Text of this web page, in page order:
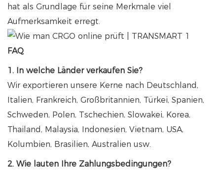
hat als Grundlage für seine Merkmale viel
Aufmerksamkeit erregt.
FAQ
1. In welche Länder verkaufen Sie?
Wir exportieren unsere Kerne nach Deutschland,
Italien, Frankreich, Großbritannien, Türkei, Spanien,
Schweden, Polen, Tschechien, Slowakei, Korea,
Thailand, Malaysia, Indonesien, Vietnam, USA,
Kolumbien, Brasilien, Australien usw.
2. Wie lauten Ihre Zahlungsbedingungen?